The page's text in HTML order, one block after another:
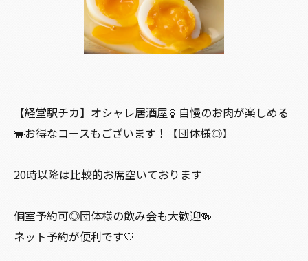
【経堂駅チカ】オシャレ居酒屋🏮自慢のお肉が楽しめる
🐃お得なコースもございます！【団体様◎】
20時以降は比較的お席空いております
個室予約可◎団体様の飲み会も大歓迎🍻
ネット予約が便利です🤍